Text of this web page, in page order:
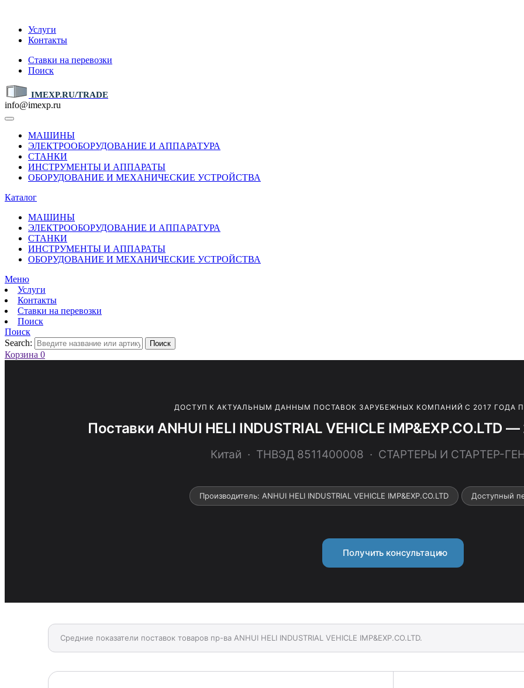
Услуги
Контакты
Ставки на перевозки
Поиск
IMEXP.RU/TRADE
info@imexp.ru
МАШИНЫ
ЭЛЕКТРООБОРУДОВАНИЕ И АППАРАТУРА
СТАНКИ
ИНСТРУМЕНТЫ И АППАРАТЫ
ОБОРУДОВАНИЕ И МЕХАНИЧЕСКИЕ УСТРОЙСТВА
Каталог
МАШИНЫ
ЭЛЕКТРООБОРУДОВАНИЕ И АППАРАТУРА
СТАНКИ
ИНСТРУМЕНТЫ И АППАРАТЫ
ОБОРУДОВАНИЕ И МЕХАНИЧЕСКИЕ УСТРОЙСТВА
Меню
Услуги
Контакты
Ставки на перевозки
Поиск
Поиск
Search:
Поиск
Корзина 0
ДОСТУП К АКТУАЛЬНЫМ ДАННЫМ ПОСТАВОК ЗАРУБЕЖНЫХ КОМПАНИЙ С 2017 ГОДА
Поставки ANHUI HELI INDUSTRIAL VEHICLE IMP&EXP.CO.LTD
Китай · ТНВЭД 8511400008 · СТАРТЕРЫ И СТАРТЕР-
Производитель: ANHUI HELI INDUSTRIAL VEHICLE IMP&EXP.CO.LTD Доступный
Получить консультацию
Средние показатели поставок товаров пр-ва ANHUI HELI INDUSTRIAL VEHICLE IMP&EXP.CO.LTD.